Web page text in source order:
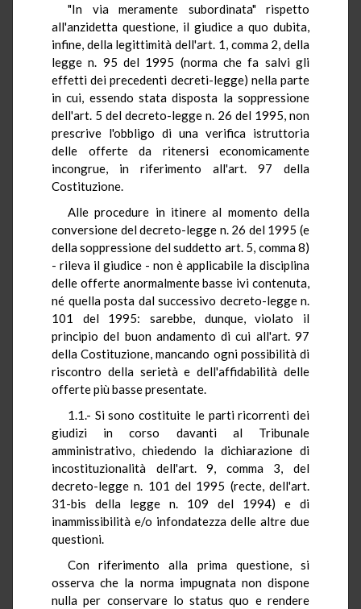
"In via meramente subordinata" rispetto
all'anzidetta questione, il giudice a quo dubita,
infine, della legittimità dell'art. 1, comma 2, della
legge n. 95 del 1995 (norma che fa salvi gli
effetti dei precedenti decreti-legge) nella parte
in cui, essendo stata disposta la soppressione
dell'art. 5 del decreto-legge n. 26 del 1995, non
prescrive l'obbligo di una verifica istruttoria
delle offerte da ritenersi economicamente
incongrue, in riferimento all'art. 97 della
Costituzione.
Alle procedure in itinere al momento della
conversione del decreto-legge n. 26 del 1995 (e
della soppressione del suddetto art. 5, comma 8)
- rileva il giudice - non è applicabile la disciplina
delle offerte anormalmente basse ivi contenuta,
né quella posta dal successivo decreto-legge n.
101 del 1995: sarebbe, dunque, violato il
principio del buon andamento di cui all'art. 97
della Costituzione, mancando ogni possibilità di
riscontro della serietà e dell'affidabilità delle
offerte più basse presentate.
1.1.- Si sono costituite le parti ricorrenti dei
giudizi in corso davanti al Tribunale
amministrativo, chiedendo la dichiarazione di
incostituzionalità dell'art. 9, comma 3, del
decreto-legge n. 101 del 1995 (recte, dell'art.
31-bis della legge n. 109 del 1994) e di
inammissibilità e/o infondatezza delle altre due
questioni.
Con riferimento alla prima questione, si
osserva che la norma impugnata non dispone
nulla per conservare lo status quo e rendere